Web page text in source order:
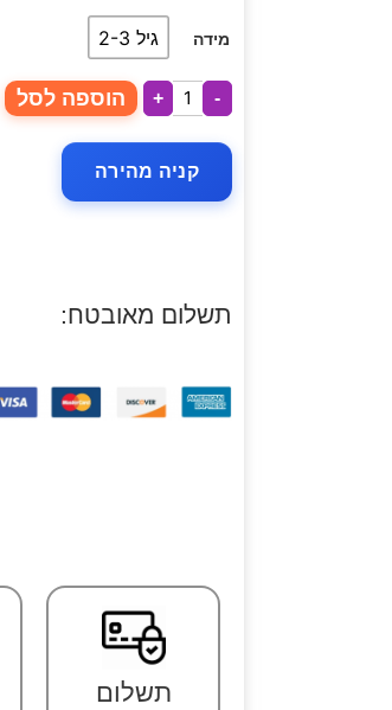
מידה גיל 2-3
-
+ הוספה לסל
קניה מהירה
תשלום מאובטח:
תשלום